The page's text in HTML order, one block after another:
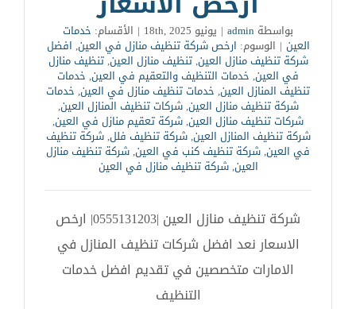
بواسطة admin
| يونيو 18th, 2025 | الأقسام: خدمات
العين | الوسوم: ارخص شركة تنظيف منازل في العين, افضل
شركة تنظيف منازل العين,تنظيف منازل العين,تنظيف منازل
في العين, خدمات التنظيف والتعقيم في العين, خدمات
تنظيف المنازل العين, خدمات تنظيف منازل في العين, خدمات
شركة تنظيف منازل العين,شركات تنظيف المنازل العين,
شركات تنظيف منازل العين,شركة تعقيم منازل في العين,
شركة تنظيف المنازل العين,شركة تنظيف فلل,شركة تنظيف
في العين,شركة تنظيف كنب في العين,شركة تنظيف منازل
العين,شركة تنظيف منازل في العين
شركة تنظيف منازل العين |0555131203| ارخص
الاسعار نعد افضل شركات تنظيف المنازل في
الامارات متخصصين في تقديم افضل خدمات
التنظيف